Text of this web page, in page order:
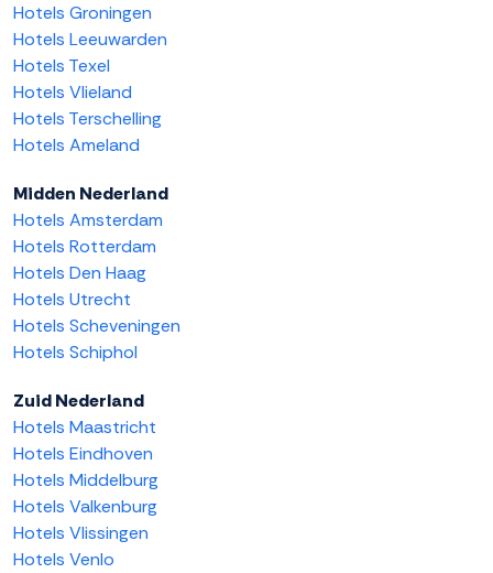
Hotels Groningen
Hotels Leeuwarden
Hotels Texel
Hotels Vlieland
Hotels Terschelling
Hotels Ameland
Midden Nederland
Hotels Amsterdam
Hotels Rotterdam
Hotels Den Haag
Hotels Utrecht
Hotels Scheveningen
Hotels Schiphol
Zuid Nederland
Hotels Maastricht
Hotels Eindhoven
Hotels Middelburg
Hotels Valkenburg
Hotels Vlissingen
Hotels Venlo